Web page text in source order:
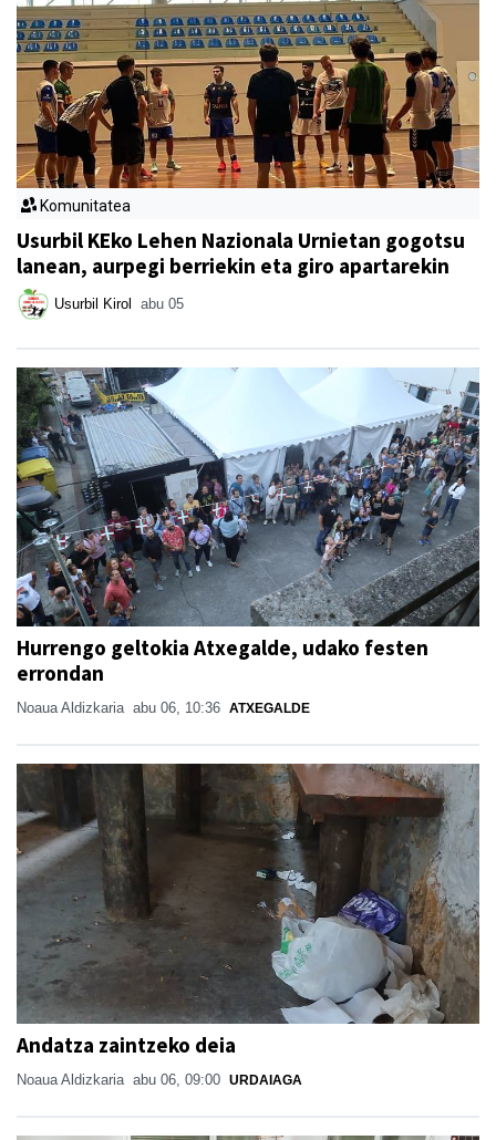
Komunitatea
Usurbil KEko Lehen Nazionala Urnietan gogotsu
lanean, aurpegi berriekin eta giro apartarekin
Usurbil Kirol abu 05
Hurrengo geltokia Atxegalde, udako festen
errondan
Noaua Aldizkaria abu 06, 10:36 ATXEGALDE
Andatza zaintzeko deia
Noaua Aldizkaria abu 06, 09:00 URDAIAGA